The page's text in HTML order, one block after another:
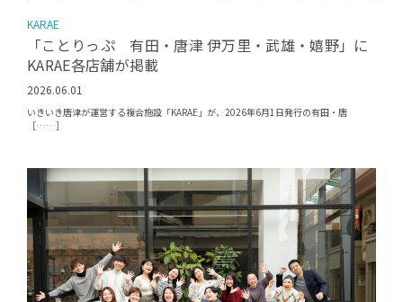
KARAE
「ことりっぷ 有田・唐津 伊万里・武雄・嬉野」に
KARAE各店舗が掲載
2026.06.01
いきいき唐津が運営する複合施設「KARAE」が、2026年6月1日発行の有田・唐
［……］